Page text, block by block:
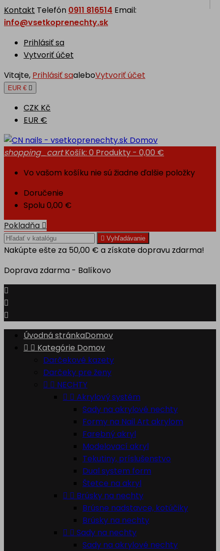
Kontakt Telefón 0911 816514 Email:
info@vsetkoprenechty.sk
Prihlásiť sa
Vytvoriť účet
Vitajte, Prihlásiť saaleboVytvoriť účet
EUR € 
CZK Kč
EUR €
Domov
shopping_cart Košík: 0 Produkty - 0,00 €
Vo vašom košíku nie sú žiadne ďalšie položky
Doručenie
Spolu 0,00 €
Pokladňa 
 Vyhľadávanie
Nakúpte ešte za 50,00 € a získate dopravu zdarma!
Doprava zdarma - Balíkovo



Úvodná stránkaDomov
  Kategórie Domov
Darčekové kazety
Darčeky pre ženy
  NECHTY
  Akrylový systém
Sady na akrylové nechty
Formy na Nail Art akrylom
Farebný akryl
Modelovací akryl
Tekutiny, príslušenstvo
Dual system form
Štetce na akryl
  Brúsky na nechty
Brúsne nadstavce, kotúčiky
Brúsky na nechty
  Sady na nechty
Sady na akrylové nechty